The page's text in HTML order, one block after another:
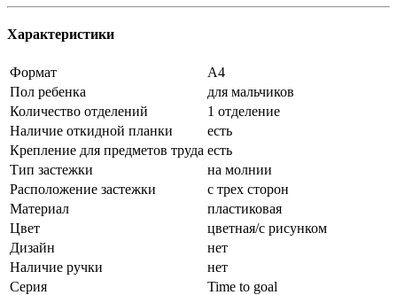
Характеристики
Формат
А4
Пол ребенка
для мальчиков
Количество отделений
1 отделение
Наличие откидной планки
есть
Крепление для предметов труда есть
Тип застежки
на молнии
Расположение застежки
с трех сторон
Материал
пластиковая
Цвет
цветная/с рисунком
Дизайн
нет
Наличие ручки
нет
Серия
Time to goal